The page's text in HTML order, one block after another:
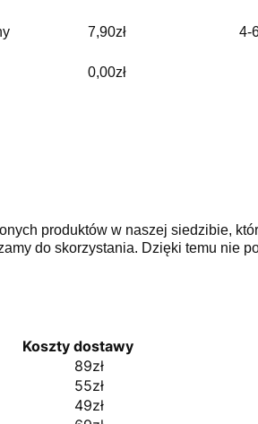
7,90zł 4-
0,00zł
produktów w naszej siedzibie,
do skorzystania. Dzięki temu nie
Koszty dostawy
89zł
55zł
49zł